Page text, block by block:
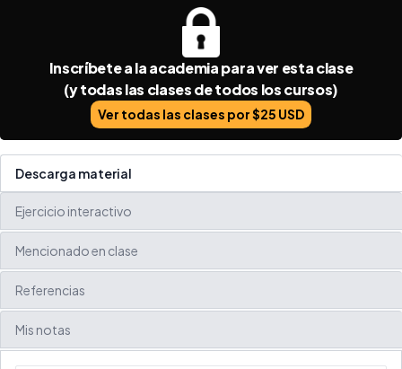
Inscríbete a la academia para ver esta clase
(y todas las clases de todos los cursos)
Ver todas las clases por $25 USD
Descarga material
Ejercicio interactivo
Mencionado en clase
Referencias
Mis notas